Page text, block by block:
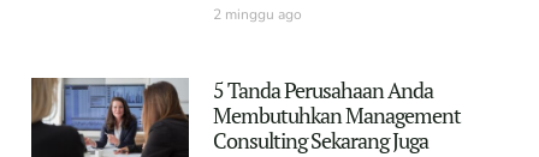
2 minggu ago
5 Tanda Perusahaan Anda
Membutuhkan Management
Consulting Sekarang Juga